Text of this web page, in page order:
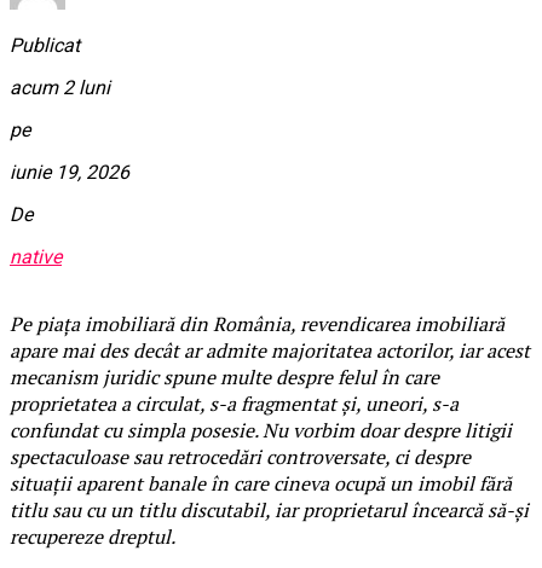
Publicat
acum 2 luni
pe
iunie 19, 2026
De
native
Pe piața imobiliară din România, revendicarea imobiliară
apare mai des decât ar admite majoritatea actorilor, iar acest
mecanism juridic spune multe despre felul în care
proprietatea a circulat, s-a fragmentat și, uneori, s-a
confundat cu simpla posesie. Nu vorbim doar despre litigii
spectaculoase sau retrocedări controversate, ci despre
situații aparent banale în care cineva ocupă un imobil fără
titlu sau cu un titlu discutabil, iar proprietarul încearcă să-și
recupereze dreptul.